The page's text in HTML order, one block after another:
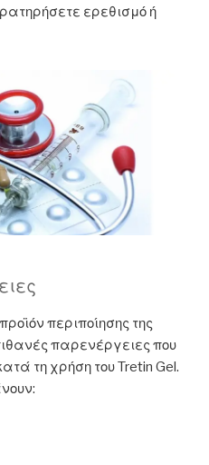
ερεθισμό ή
περιποίησης της
παρενέργειες που
τη χρήση του Tretin Gel.